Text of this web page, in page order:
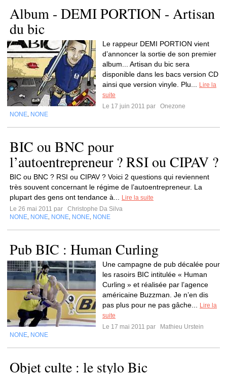
Album - DEMI PORTION - Artisan
du bic
Le rappeur DEMI PORTION vient
d’annoncer la sortie de son premier
album... Artisan du bic sera
disponible dans les bacs version CD
ainsi que version vinyle. Plu...
Lire la
suite
Le 17 juin 2011 par
Onezone
NONE NONE
BIC ou BNC pour
l’autoentrepreneur ? RSI ou CIPAV ?
BIC ou BNC ? RSI ou CIPAV ? Voici 2 questions qui reviennent
très souvent concernant le régime de l’autoentrepreneur. La
plupart des gens ont tendance à...
Lire la suite
Le 26 mai 2011 par
Christophe Da Silva
NONE NONE NONE NONE NONE
Pub BIC : Human Curling
Une campagne de pub décalée pour
les rasoirs BIC intitulée « Human
Curling » et réalisée par l’agence
américaine Buzzman. Je n’en dis
pas plus pour ne pas gâche...
Lire la
suite
Le 17 mai 2011 par
Mathieu Urstein
NONE NONE
Objet culte : le stylo Bic